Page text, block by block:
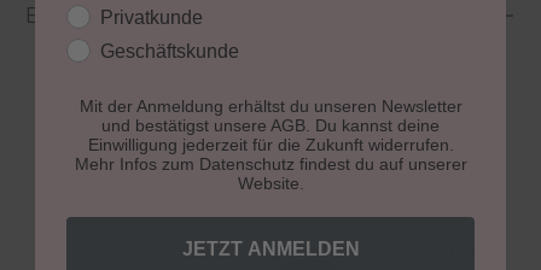
Bewertungen
Colour Gel Farben
Kundengruppe
Privatkunde
Geschäftskunde
Mit der Anmeldung erhältst du unseren Newsletter
und bestätigst unsere AGB. Du kannst deine
Einwilligung jederzeit für die Zukunft widerrufen.
Mehr Infos zum Datenschutz findest du auf unserer
Website.
JETZT ANMELDEN